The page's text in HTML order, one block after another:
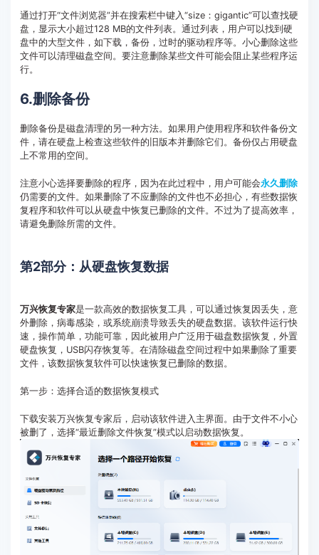
通过打开“文件浏览器”并在搜索栏中键入“size：gigantic”可以查找硬
盘，显示大小超过128 MB的文件列表。通过列表，用户可以找到硬
盘中的大型文件，如下载，备份，过时的驱动程序等。小心删除这些
文件可以清理磁盘空间。要注意删除某些文件可能会阻止某些程序运
行。
6.删除备份
删除备份是磁盘清理的另一种方法。如果用户使用程序和软件备份文
件，请在硬盘上检查这些软件的旧版本并删除它们。备份仅占用硬盘
上不常用的空间。
注意小心选择要删除的程序，因为在此过程中，用户可能会永久删除
仍需要的文件。如果删除了不应删除的文件也不必担心，有些数据恢
复程序和软件可以从硬盘中恢复已删除的文件。不过为了提高效率，
请避免删除所需的文件。
第2部分：从硬盘恢复数据
万兴恢复专家是一款高效的数据恢复工具，可以通过恢复因丢失，意
外删除，病毒感染，或系统崩溃导致丢失的硬盘数据。该软件运行快
速，操作简单，功能可靠，因此被用户广泛用于磁盘数据恢复，外置
硬盘恢复，USB闪存恢复等。在清除磁盘空间过程中如果删除了重要
文件，该数据恢复软件可以快速恢复已删除的数据。
第一步：选择合适的数据恢复模式
下载安装万兴恢复专家后，启动该软件进入主界面。由于文件不小心
被删了，选择“最近删除文件恢复”模式以启动数据恢复。